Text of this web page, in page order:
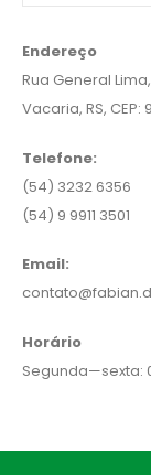
Endereço
Rua General
Vacaria, RS, CEP:
Telefone:
(54) 3232 6356
(54) 9 9911 3501
Email:
Horário
Segunda—sexta: